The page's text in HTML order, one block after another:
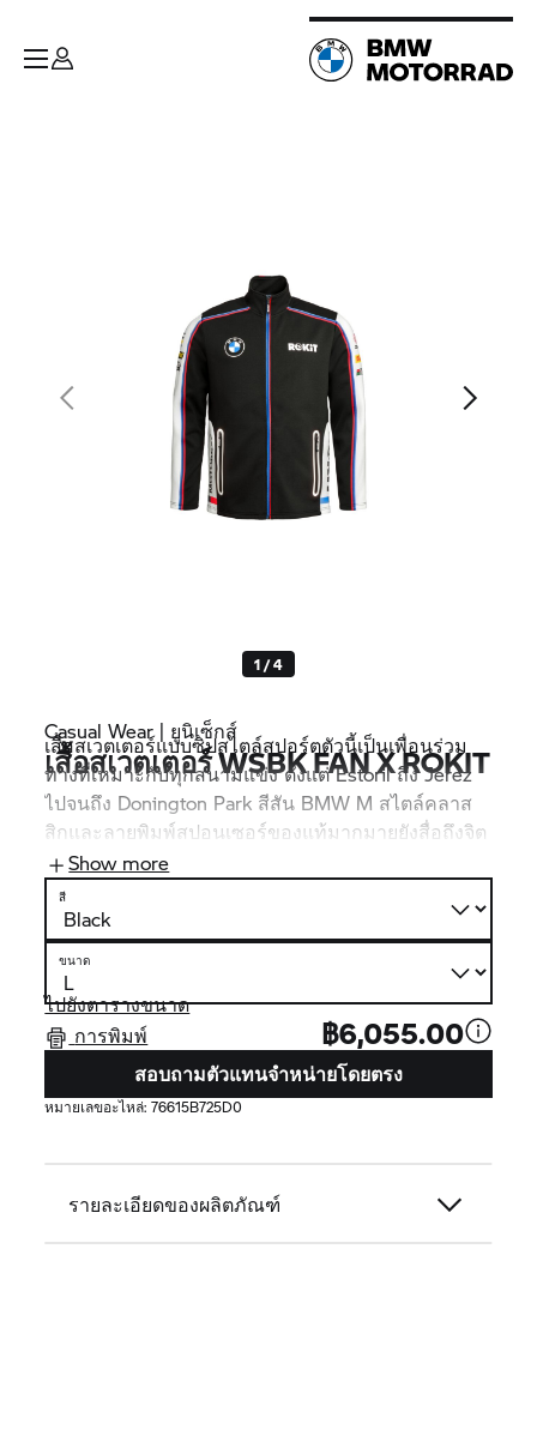
1 / 4
Casual Wear | ยูนิเซ็กส์
เสื้อสเวตเตอร์ WSBK FAN X ROKIT
เสื้อสเวตเตอร์แบบซิปสไตล์สปอร์ตตัวนี้เป็นเพื่อนร่วม
ทางที่เหมาะกับทุกสนามแข่ง ตั้งแต่ Estoril ถึง Jerez
ไปจนถึง Donington Park สีสัน BMW M สไตล์คลาส
สิกและลายพิมพ์สปอนเซอร์ของแท้มากมายยังสื่อถึงจิต
วิญญาณที่แท้จริงสำหรับแฟนคลับทุกคนของทีม
ROKiTBMW MotorradWorldSBK
Show more
สี
ขนาด
ไปยังตารางขนาด
การพิมพ์
฿6,055.00
สอบถามตัวแทนจำหน่ายโดยตรง
หมายเลขอะไหล่:76615B725D0
รายละเอียดของผลิตภัณฑ์